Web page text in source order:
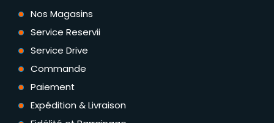
Nos Magasins
Service Reservii
Service Drive
Commande
Paiement
Expédition & Livraison